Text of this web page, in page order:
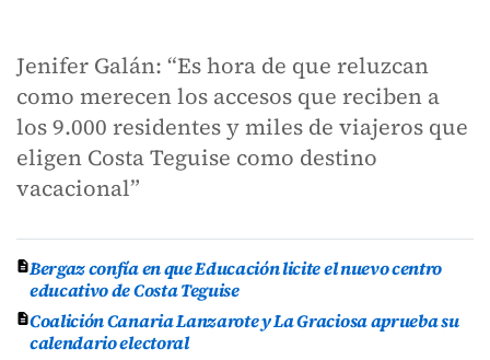
Jenifer Galán: “Es hora de que reluzcan
como merecen los accesos que reciben a
los 9.000 residentes y miles de viajeros que
eligen Costa Teguise como destino
vacacional”
Bergaz confía en que Educación licite el nuevo centro
educativo de Costa Teguise
Coalición Canaria Lanzarote y La Graciosa aprueba su
calendario electoral